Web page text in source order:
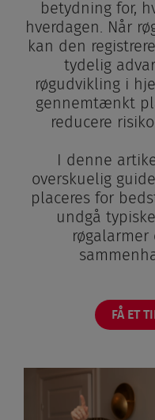
betydning for,
hverdagen. Når
kan den
tydelig
røgudvikling i
gennemtænkt
reducere
I denne
overskuelig
placeres for
undgå
røgalarmer
FÅ ET